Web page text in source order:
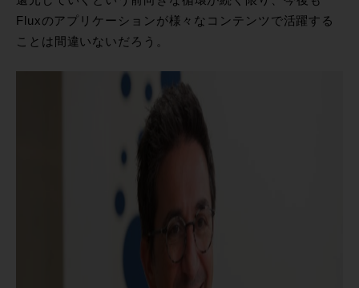
Fluxのアプリケーションが様々なコンテンツで活躍する
ことは間違いないだろう。